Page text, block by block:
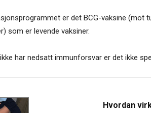
er det BCG-vaksine (mot
som er levende vaksiner.
har nedsatt immunforsvar er det ikke
Hvordan